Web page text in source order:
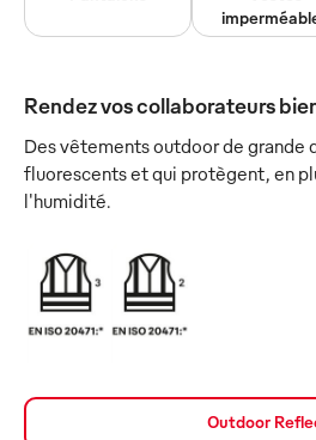
Rendez vos collaborateurs
Des vêtements outdoor de grande
fluorescents et qui protègent, en
l'humidité.
Outdoor